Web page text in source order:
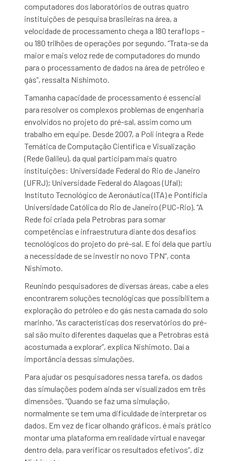
computadores dos laboratórios de outras quatro
instituições de pesquisa brasileiras na área, a
velocidade de processamento chega a 180 teraflops –
ou 180 trilhões de operações por segundo. “Trata-se da
maior e mais veloz rede de computadores do mundo
para o processamento de dados na área de petróleo e
gás”, ressalta Nishimoto.
Tamanha capacidade de processamento é essencial
para resolver os complexos problemas de engenharia
envolvidos no projeto do pré-sal, assim como um
trabalhoem equipe. Desde 2007, a Poli integra a Rede
Temática de Computação Científica eVisualização
(Rede Galileu), da qual participam mais quatro
instituições: Universidade Federal do Rio de Janeiro
(UFRJ); Universidade Federal do Alagoas (Ufal);
Instituto Tecnológico de Aeronáutica (ITA) e Pontifícia
Universidade Católica do Rio de Janeiro (PUC-Rio). “A
Rede foi criada pela Petrobras para somar
competências e infraestrutura diante dos desafios
tecnológicos do projeto do pré-sal. E foi dela que partiu
a necessidade de se investir no novo TPN”, conta
Nishimoto.
Reunindo pesquisadores de diversas áreas, cabe a eles
encontrarem soluções tecnológicas que possibilitem a
exploração do petróleo e do gás nesta camada do solo
marinho. “As características dos reservatórios do pré-
sal são muito diferentes daquelas que a Petrobras está
acostumada a explorar”, explica Nishimoto. Daí a
importância dessas simulações.
Para ajudar os pesquisadores nessa tarefa, os dados
das simulações podem ainda ser visualizados em três
dimensões. “Quando se faz uma simulação,
normalmente se tem uma dificuldade de interpretar os
dados. Em vez de ficar olhando gráficos, é mais prático
montar uma plataforma em realidade virtual e navegar
dentro dela, para verificar os resultados efetivos”, diz